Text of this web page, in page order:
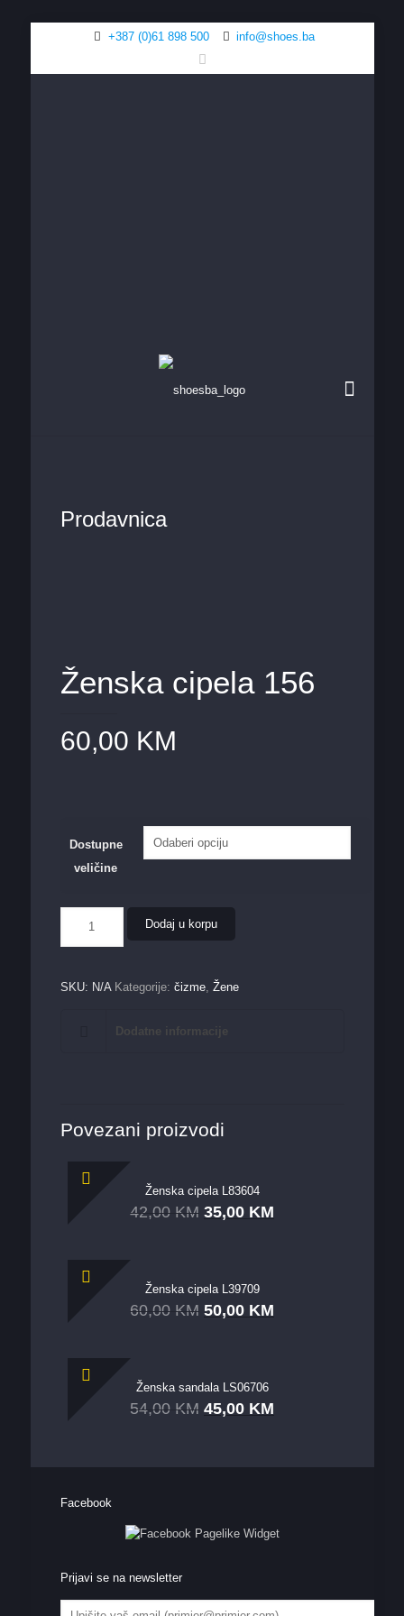
+387 (0)61 898 500 info@shoes.ba
Prodavnica
Ženska cipela 156
60,00 KM
Dostupne
veličine
cipela
156
Dodaj u korpu
SKU: N/A Kategorije: čizme, Žene
Dodatne informacije
Povezani proizvodi
Ženska cipela L83604
42,00 KM 35,00 KM
Ženska cipela L39709
60,00 KM 50,00 KM
Ženska sandala LS06706
54,00 KM 45,00 KM
Facebook
Prijavi se na newsletter